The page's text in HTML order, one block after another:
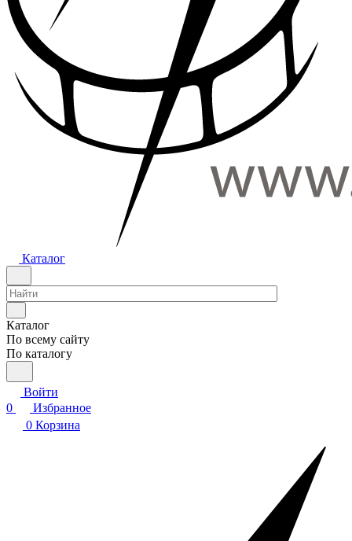
Каталог
Каталог
По всему сайту
По каталогу
Войти
0
Избранное
0 Корзина